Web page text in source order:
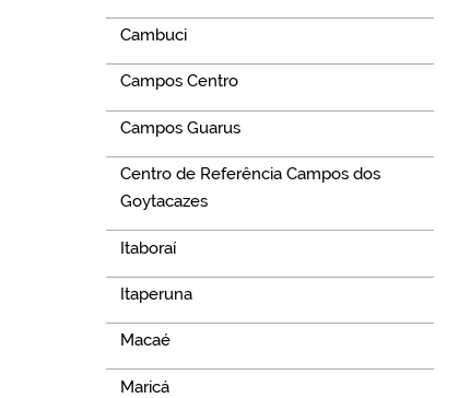
Cambuci
Campos Centro
Campos Guarus
Centro de Referência Campos dos
Goytacazes
Itaboraí
Itaperuna
Macaé
Maricá